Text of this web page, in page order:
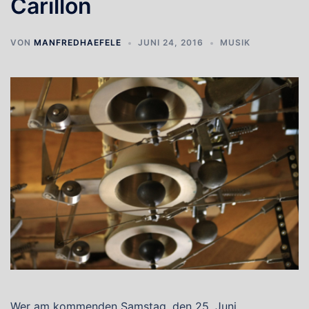
Carillon
VON MANFREDHAEFELE JUNI 24, 2016 MUSIK
Wer am kommenden Samstag, den 25. Juni,